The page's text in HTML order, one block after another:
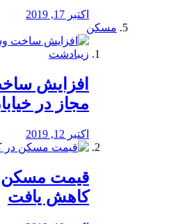
اکتبر 17, 2019
مسکن
افزایش
مجاز در
اکتبر 12, 2019
کاهش یافت